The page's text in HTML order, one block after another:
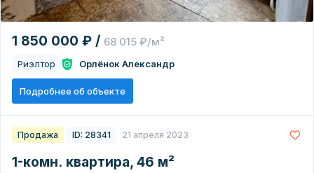
1 850 000 ₽ / 68 015 ₽/м²
Риэлтор Орлёнок Александр
Подробнее об объекте
Продажа ID: 28341 21 апреля 2023
1-комн. квартира, 46 м²